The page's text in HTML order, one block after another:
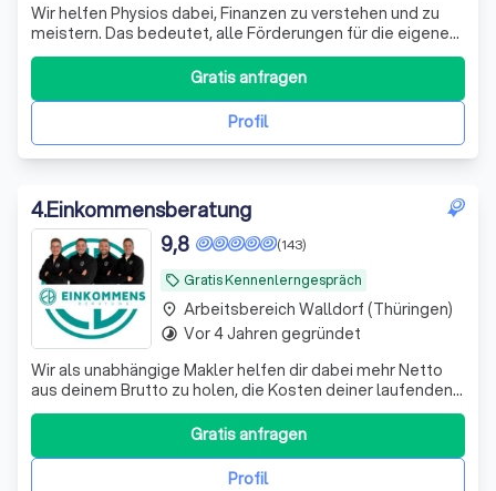
Wir helfen Physios dabei, Finanzen zu verstehen und zu
meistern. Das bedeutet, alle Förderungen für die eigene
Vorsorge und Absicherung richtig zu nutzen.
Profil
Gratis anfragen
4.Einkommensberatung
local_offer Gratis Kennenlerngespräch
(143)
9,8
Wir als unabhängige Makler helfen dir dabei mehr Netto
aus deinem Brutto zu holen, die Kosten deiner laufenden
Verträge zu reduzieren und deine Rentenlücke zu
Profil
Gratis anfragen
place Arbeitsbereich Walldorf (Thüringen)
timelapse Vor 4 Jahren gegründet